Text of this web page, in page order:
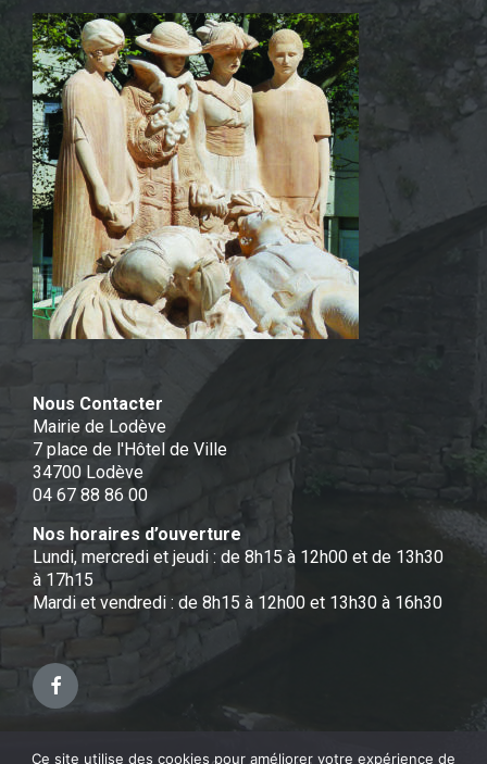
Nous Contacter
Mairie de Lodève
7 place de l'Hôtel de Ville
34700 Lodève
04 67 88 86 00
Nos horaires d’ouverture
Lundi, mercredi et jeudi : de 8h15 à 12h00 et de 13h30
à 17h15
Mardi et vendredi : de 8h15 à 12h00 et 13h30 à 16h30
Facebook
Ce site utilise des cookies pour améliorer votre expérience de